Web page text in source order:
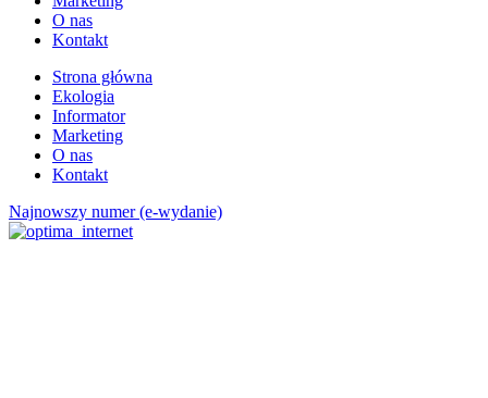
O nas
Kontakt
Strona główna
Ekologia
Informator
Marketing
O nas
Kontakt
Najnowszy numer (e-wydanie)